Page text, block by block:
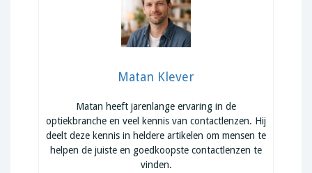
Matan Klever
Matan heeft jarenlange ervaring in de
optiekbranche en veel kennis van contactlenzen. Hij
deelt deze kennis in heldere artikelen om mensen te
helpen de juiste en goedkoopste contactlenzen te
vinden.